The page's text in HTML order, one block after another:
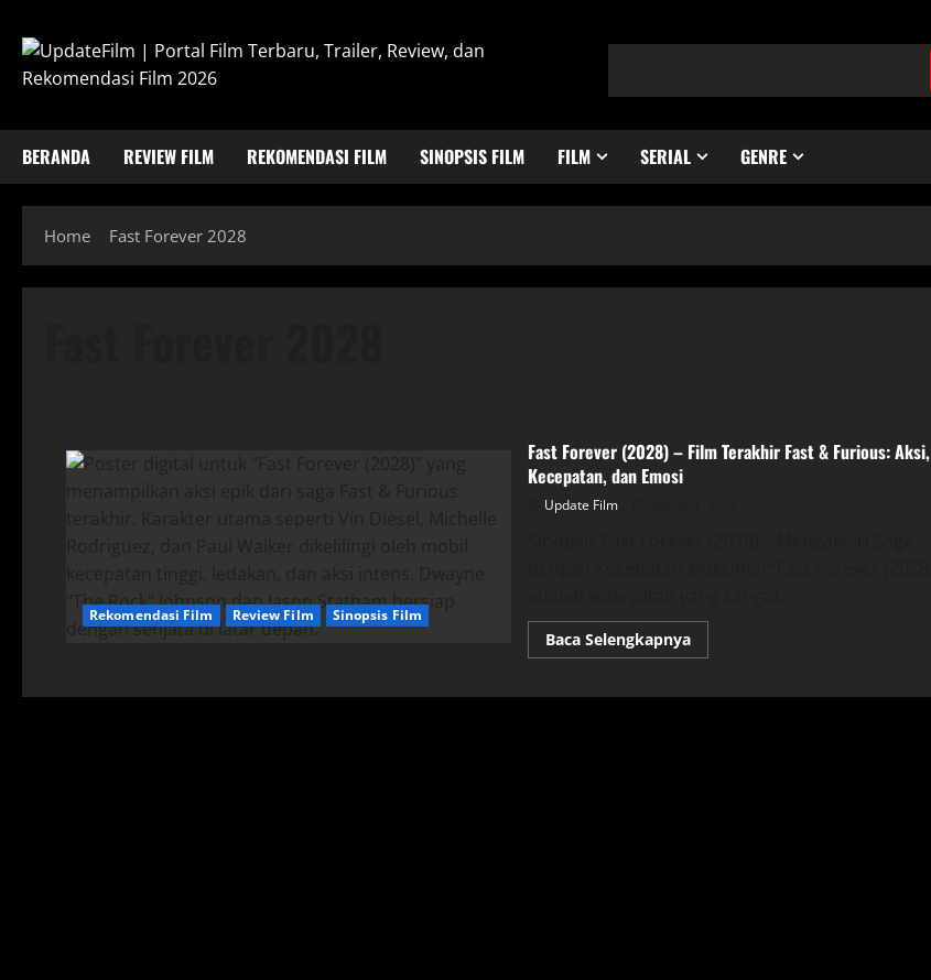
content
BERANDA REVIEW FILM REKOMENDASI FILM SINOPSIS FILM FILM SERIAL GENRE
Home Fast Forever 2028
Rekomendasi Film Review Film Sinopsis Film
Fast Forever (2028) – Film Terakhir Fast & Furious: Aksi,
Kecepatan, dan Emosi
Update Film
Baca SelengkapnyaRead
more
Forever